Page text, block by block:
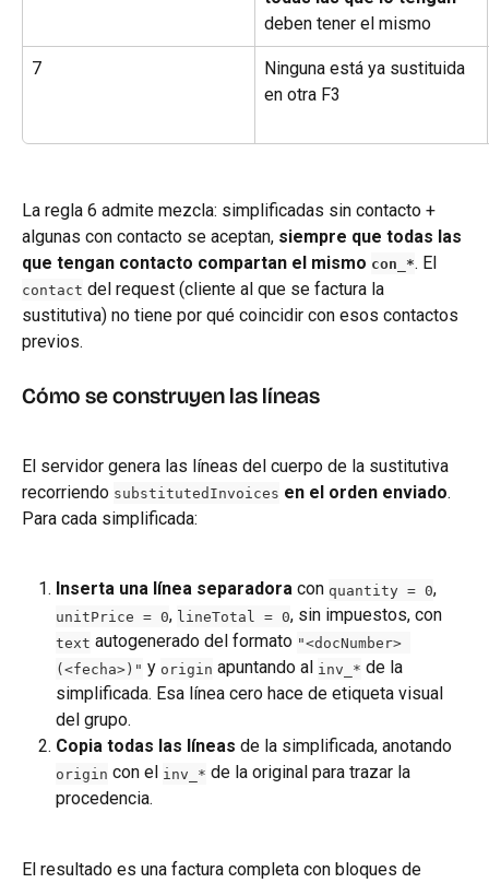
deben tener el mismo
7
Ninguna está ya sustituida
en otra F3
La regla 6 admite mezcla: simplificadas sin contacto +
algunas con contacto se aceptan, siempre que todas las
que tengan contacto compartan el mismo con_*. El
contact del request (cliente al que se factura la
sustitutiva) no tiene por qué coincidir con esos contactos
previos.
Cómo se construyen las líneas
El servidor genera las líneas del cuerpo de la sustitutiva
recorriendo substitutedInvoices en el orden enviado.
Para cada simplificada:
Inserta una línea separadora con quantity = 0,
unitPrice = 0, lineTotal = 0, sin impuestos, con
text autogenerado del formato "<docNumber>
(<fecha>)" y origin apuntando al inv_* de la
simplificada. Esa línea cero hace de etiqueta visual
del grupo.
Copia todas las líneas de la simplificada, anotando
origin con el inv_* de la original para trazar la
procedencia.
El resultado es una factura completa con bloques de